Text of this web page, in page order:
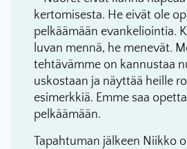
kertomisesta. He eivät ole
pelkäämään evankeliointia.
luvan mennä, he menevät.
tehtävämme on kannustaa
uskostaan ja näyttää heille
esimerkkiä. Emme saa
pelkäämään.
Tapahtuman jälkeen Niikko